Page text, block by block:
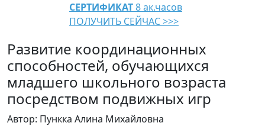
СЕРТИФИКАТ8 ак.часов
ПОЛУЧИТЬ СЕЙЧАС >>>
Развитие координационных
способностей, обучающихся
младшего школьного возраста
посредством подвижных игр
Автор: Пункка Алина Михайловна